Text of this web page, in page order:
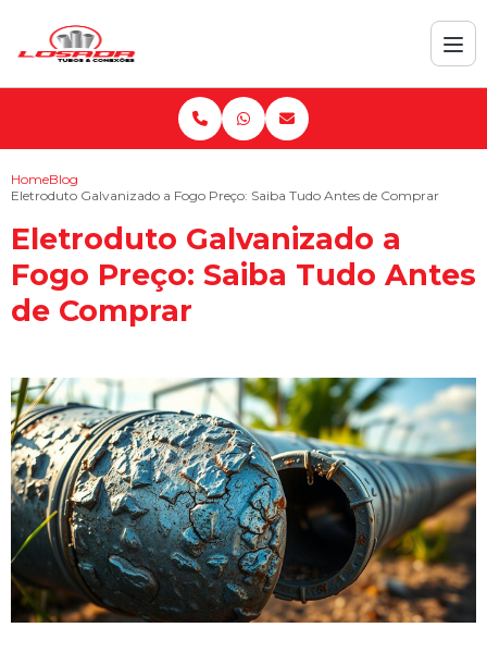
HomeBlog
Eletroduto Galvanizado a Fogo Preço: Saiba Tudo Antes de Comprar
Eletroduto Galvanizado a
Fogo Preço: Saiba Tudo Antes
de Comprar